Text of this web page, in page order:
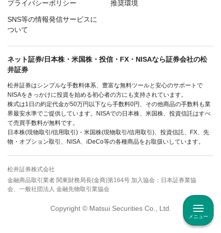
メニュー
プライバシーポリシー 推奨環境
SNS等の情報発信サービスに
ついて
ネット証券/日本株・米国株・投信・FX・NISAなら証券会社の松
井証券
松井証券はシンプルな手数料体系、豊富な無料ツールと安心のサポートで
NISAをきっかけに投資を始める初心者の方にも支持されています。
株式は1日の約定代金が50万円以下なら手数料0円、その他商品の手数料も業
界最安水準でご提供しています。NISAでの日本株、米国株、投資信託はすべ
て売買手数料が無料です。
日本株(現物取引/信用取引)・米国株(現物取引/信用取引)、投資信託、FX、先
物・オプション取引、NISA、iDeCo等の各種商品をお取扱いしています。
松井証券株式会社
金融商品取引業者 関東財務局長(金商)第164号 加入協会：日本証券業協
会、一般社団法人 金融先物取引業協会
Copyright © Matsui Securities Co., Ltd.